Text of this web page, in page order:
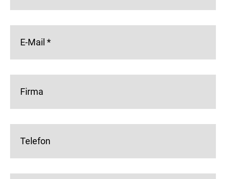
E-Mail *
Firma
Telefon